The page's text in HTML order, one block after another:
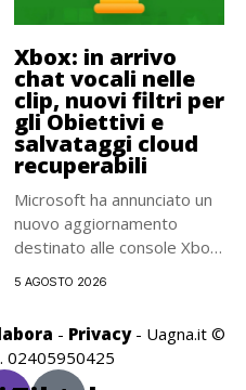
Xbox: in arrivo
chat vocali nelle
clip, nuovi filtri per
gli Obiettivi e
salvataggi cloud
recuperabili
Microsoft ha annunciato un
nuovo aggiornamento
destinato alle console Xbox.
5 AGOSTO 2026
- Privacy- Uagna.it ©
02405950425